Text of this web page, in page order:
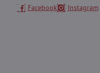
Facebook Instagram